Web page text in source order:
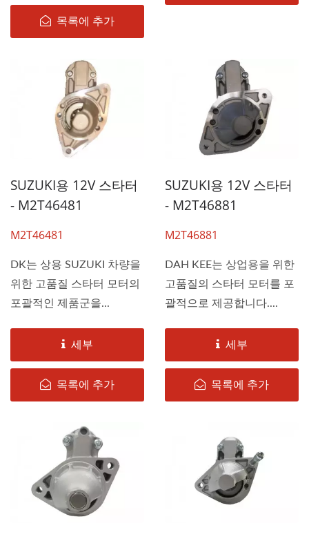
목록에 추가
SUZUKI용 12V 스타터
- M2T46481
M2T46481
DK는 상용 SUZUKI 차량을
위한 고품질 스타터 모터의
포괄적인 제품군을...
세부
목록에 추가
SUZUKI용 12V 스타터
- M2T46881
M2T46881
DAH KEE는 상업용을 위한
고품질의 스타터 모터를 포
괄적으로 제공합니다....
세부
목록에 추가